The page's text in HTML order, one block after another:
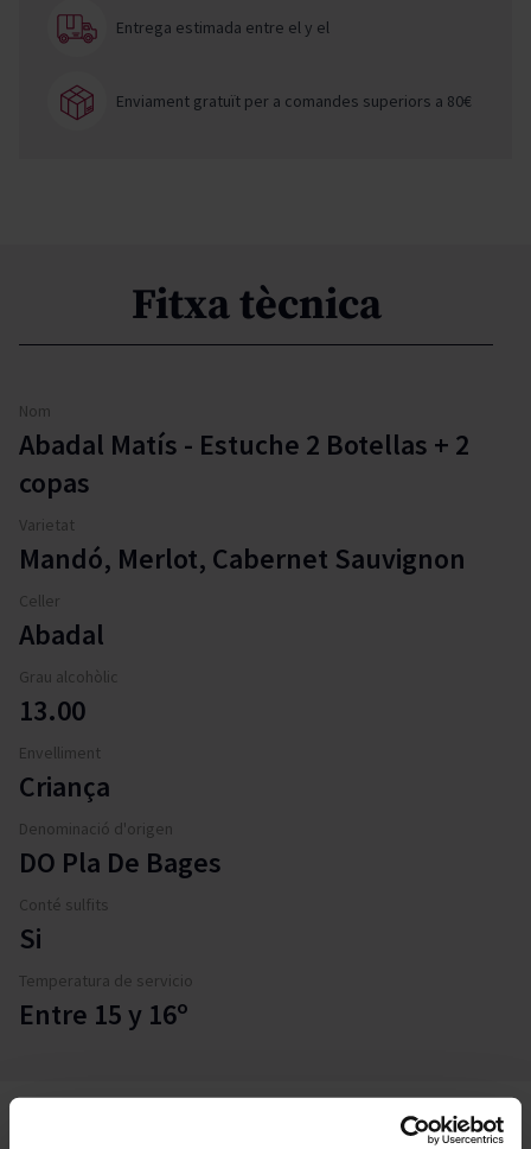
Entrega estimada entre ely el
Enviament gratuït per a comandes superiors a 80€
Fitxa tècnica
Nom
Abadal Matís - Estuche 2 Botellas + 2
copas
Varietat
Mandó, Merlot, Cabernet Sauvignon
Celler
Abadal
Grau alcohòlic
13.00
Envelliment
Criança
Denominació d'origen
DO Pla De Bages
Conté sulfits
Si
Temperatura de servicio
Entre 15 y 16º